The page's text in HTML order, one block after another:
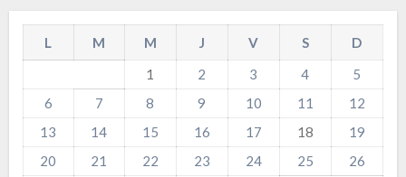
L M M J V S
D
1
2 3 4
5
6
7 8 9 10 11
12
13
14 15 16 17 18
19
20
21 22 23 24 25
26